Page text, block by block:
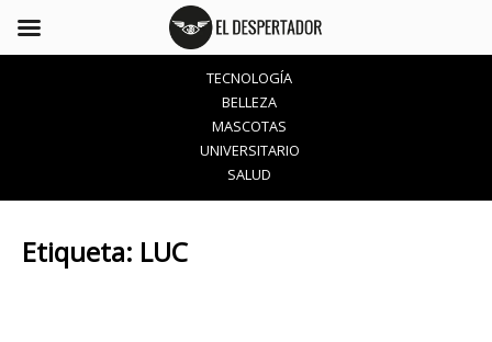
TECNOLOGÍA
BELLEZA
MASCOTAS
UNIVERSITARIO
SALUD
Etiqueta: LUC